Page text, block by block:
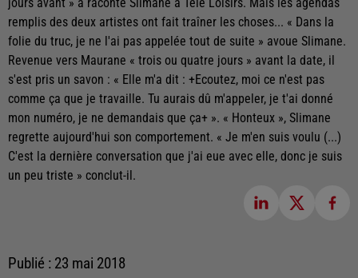
remplis des deux artistes ont fait traîner les choses... « Dans la
folie du truc, je ne l'ai pas appelée tout de suite » avoue Slimane.
Revenue vers Maurane « trois ou quatre jours » avant la date, il
s'est pris un savon : « Elle m'a dit : +Ecoutez, moi ce n'est pas
comme ça que je travaille. Tu aurais dû m'appeler, je t'ai donné
mon numéro, je ne demandais que ça+ ». « Honteux », Slimane
regrette aujourd'hui son comportement. « Je m'en suis voulu (...)
C'est la dernière conversation que j'ai eue avec elle, donc je suis
un peu triste » conclut-il.
Publié : 23 mai 2018